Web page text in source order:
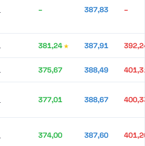
– 387,83 –
381,24 387,91
375,67 388,49
377,01 388,67
374,00 387,60